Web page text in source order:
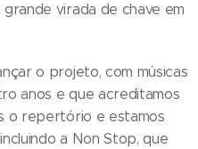
virada de chave em
o projeto, com músicas
anos e que acreditamos
o repertório e estamos
a Non Stop, que